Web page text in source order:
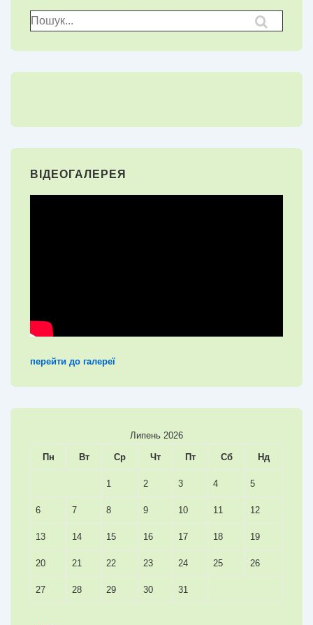
Пошук
для:
ВІДЕОГАЛЕРЕЯ
перейти до галереї
Липень 2026
Пн Вт Ср Чт Пт Сб Нд
1 2 3 4 5
6 7 8 9 10 11 12
13 14 15 16 17 18 19
20 21 22 23 24 25 26
27 28 29 30 31